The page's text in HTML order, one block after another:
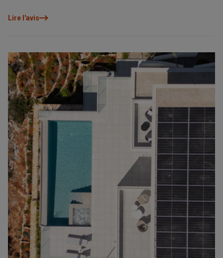
l’habitat, où le véritable luxe réside dans la façon de vivre au
Lire l'avis